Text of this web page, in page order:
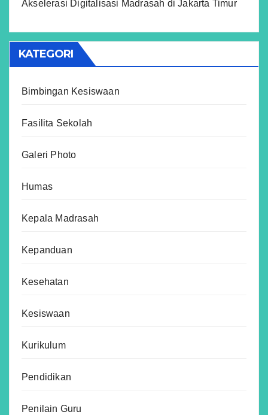
Akselerasi Digitalisasi Madrasah di Jakarta Timur
KATEGORI
Bimbingan Kesiswaan
Fasilita Sekolah
Galeri Photo
Humas
Kepala Madrasah
Kepanduan
Kesehatan
Kesiswaan
Kurikulum
Pendidikan
Penilain Guru